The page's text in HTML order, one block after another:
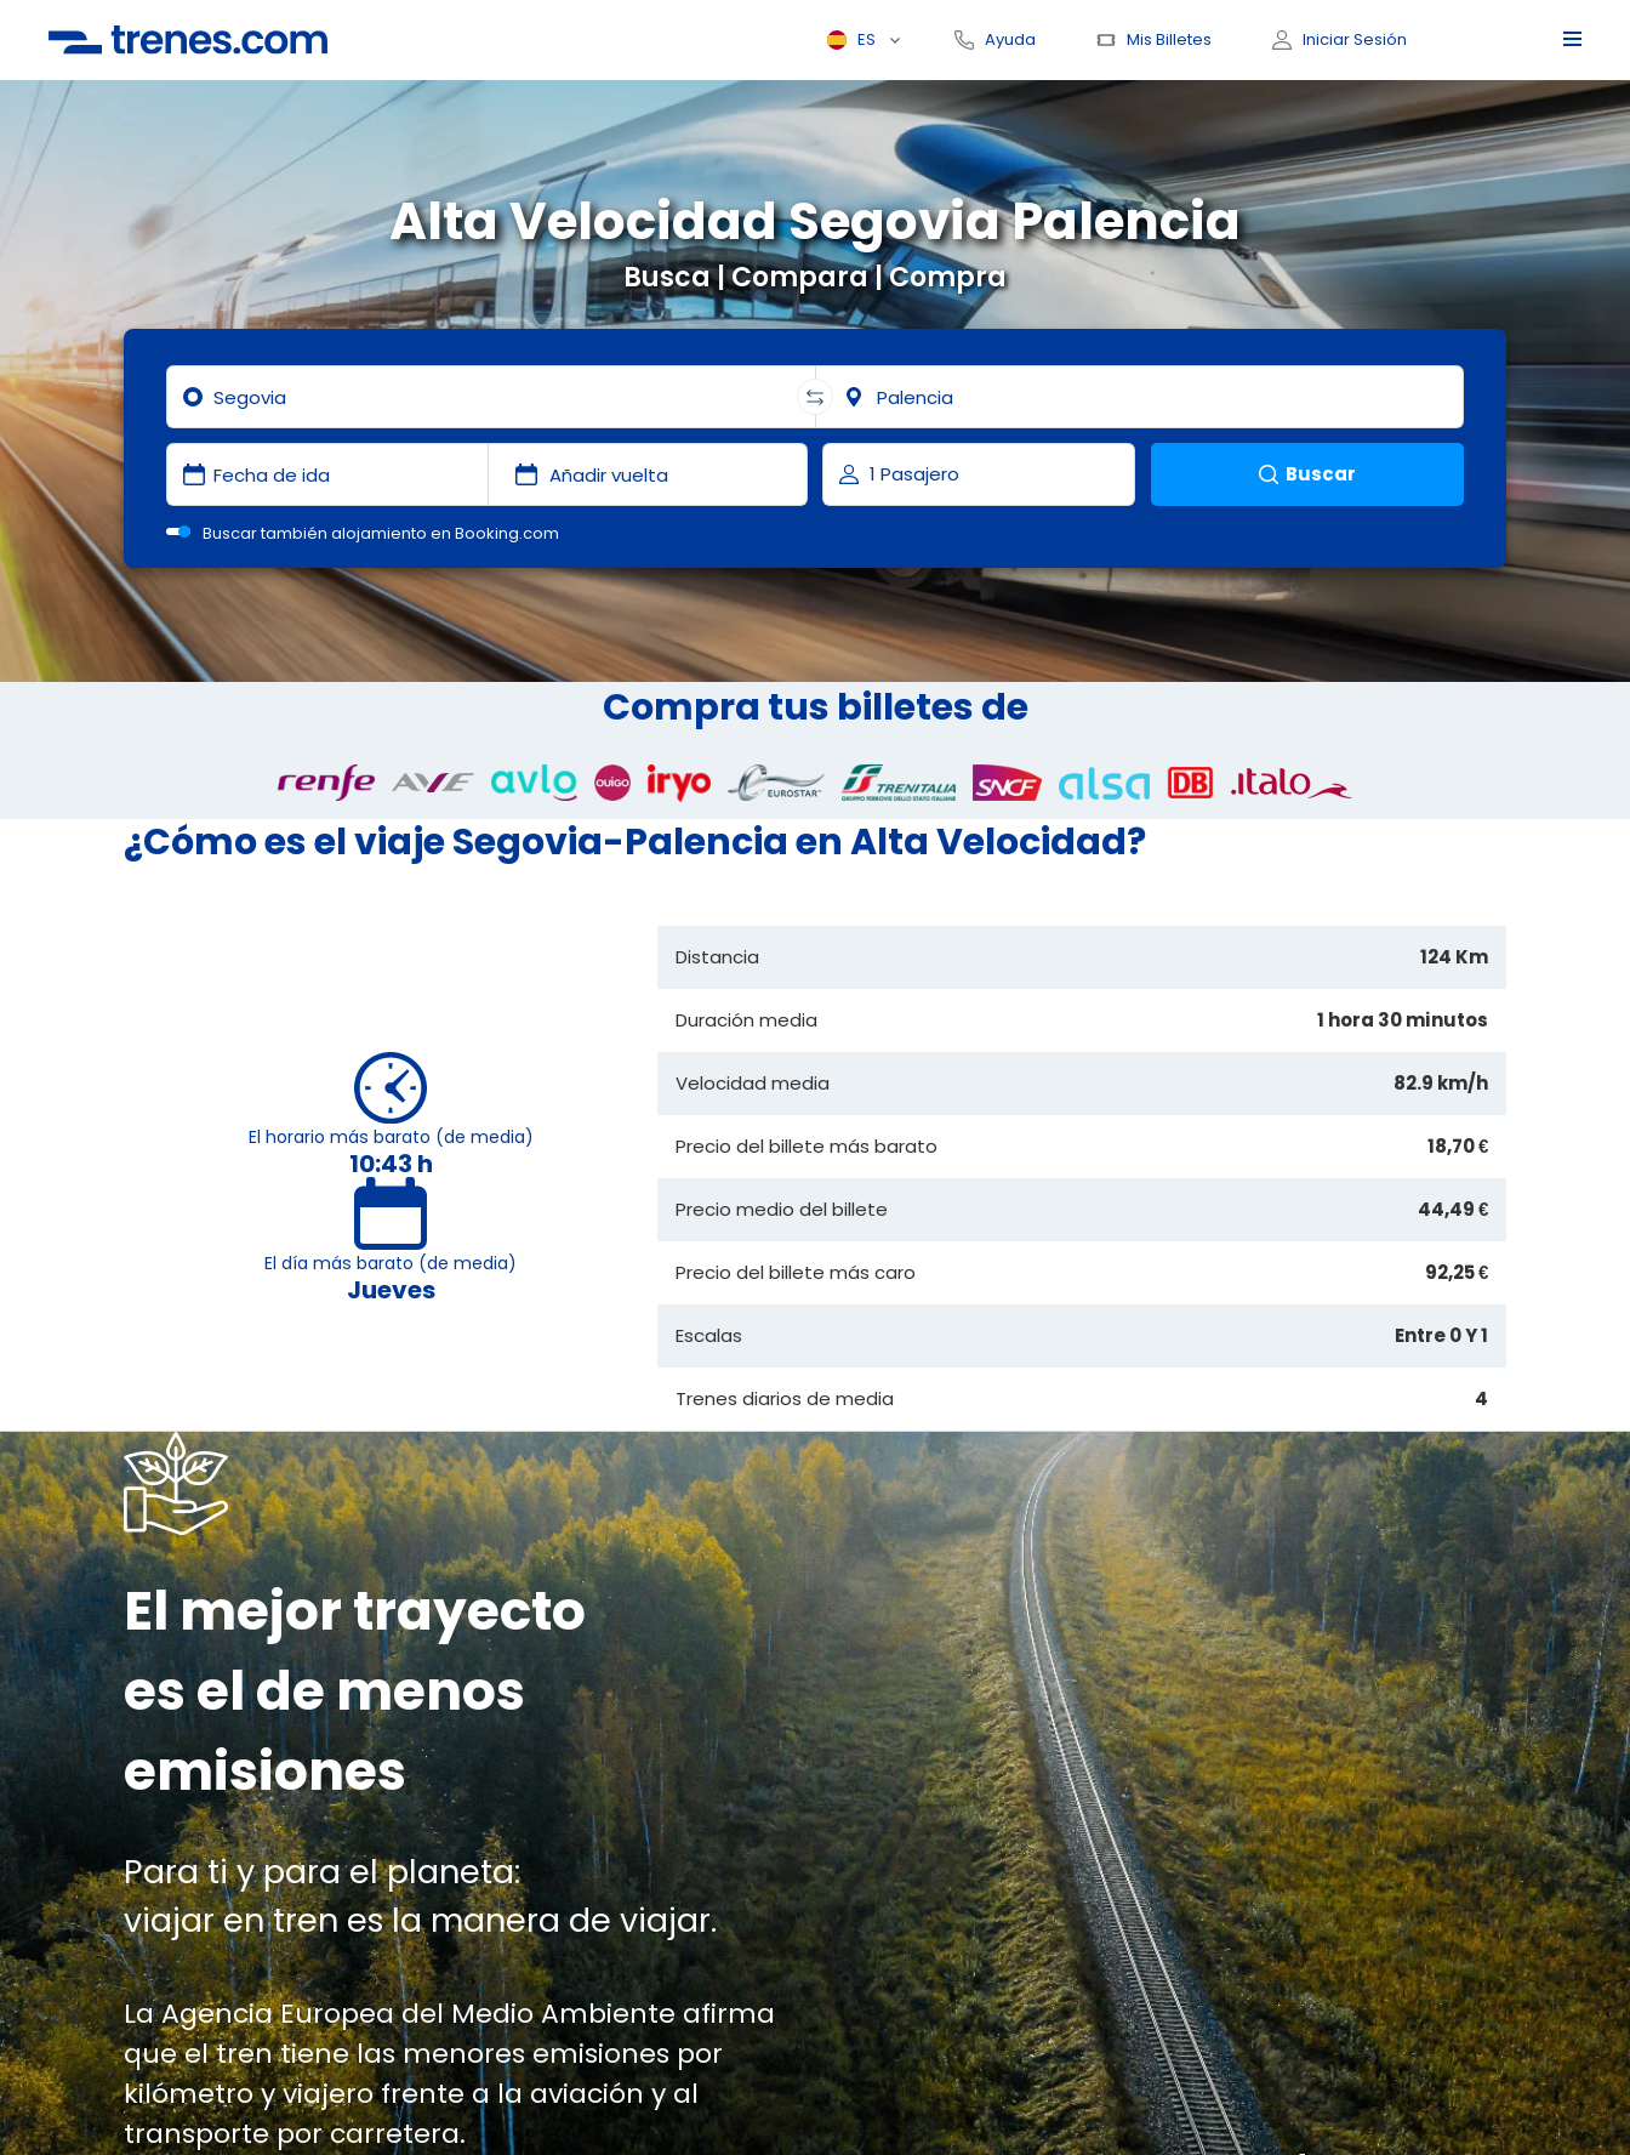
ES Ayuda Mis Billetes Iniciar Sesión
Busca | Compara | Compra
Alta Velocidad Segovia Palencia
Buscar
Buscar también alojamiento en Booking.com
Compra tus billetes de
¿Cómo es el viaje Segovia-Palencia en Alta Velocidad?
El horario más barato (de media)
10:43 h
El día más barato (de media)
Jueves
Distancia 124 Km
Duración media 1 hora 30 minutos
Velocidad media 82.9 km/h
Precio del billete más barato 18,70 €
Precio medio del billete 44,49 €
Precio del billete más caro 92,25 €
Escalas Entre 0 Y 1
Trenes diarios de media 4
El mejor trayecto
es el de menos
emisiones
Para ti y para el planeta:
viajar en tren es la manera de viajar.
La Agencia Europea del Medio Ambiente afirma
que el tren tiene las menores emisiones por
kilómetro y viajero frente a la aviación y al
transporte por carretera.